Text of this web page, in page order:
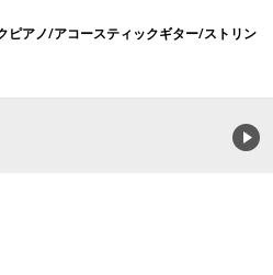
ピアノ/アコースティックギター/ストリン